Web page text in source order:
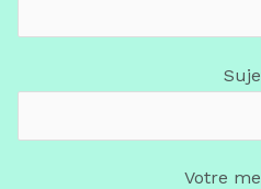
Votre